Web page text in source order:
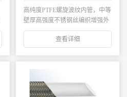
高纯度PTFE螺旋波纹内管，中等
壁厚高强度不锈钢丝编织增强外
层为EPDM...
查看详细